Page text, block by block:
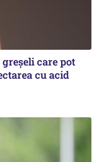
care pot
cu acid